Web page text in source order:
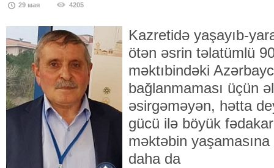
29 мая 4205
Kazretidə yaşayıb-
ötən əsrin təlatümlü
məktıbindəki
bağlanmaması üçün
əsirgəməyən, hətta
gücü ilə böyük
məktəbin
daha da